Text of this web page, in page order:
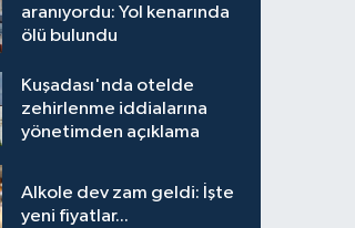
aranıyordu: Yol kenarında
ölü bulundu
Kuşadası'nda otelde
zehirlenme iddialarına
yönetimden açıklama
Alkole dev zam geldi: İşte
yeni fiyatlar...